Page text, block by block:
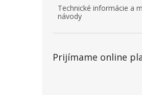
Technické informácie a
návody
Prijímame online